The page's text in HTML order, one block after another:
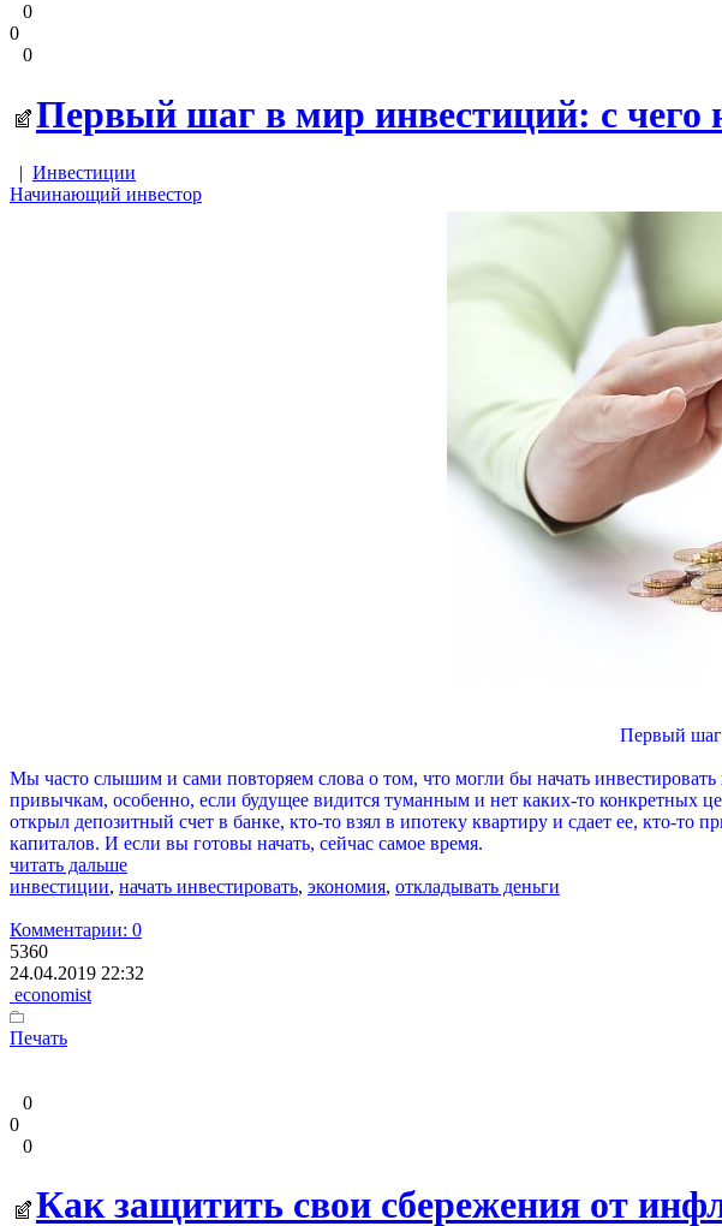
0
0
0
Первый шаг в мир инвестиций: с чего
| Инвестиции
Начинающий инвестор
Первый шаг
Мы часто слышим и сами повторяем слова о том, что могли бы начать
привычкам, особенно, если будущее видится туманным и нет каких-то конкретных
открыл депозитный счет в банке, кто-то взял в ипотеку квартиру и сдает ее, кто-
капиталов. И если вы готовы начать, сейчас самое время.
читать дальше
инвестиции, начать инвестировать, экономия, откладывать деньги
Комментарии: 0
5360
24.04.2019 22:32
economist
Печать
0
0
0
Как защитить свои сбережения от